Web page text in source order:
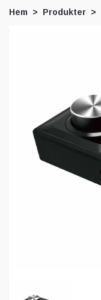
Hem Produkter